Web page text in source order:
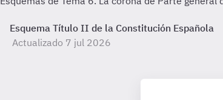
Esquema Título II de la Constitución Española
Actualizado 7 jul 2026